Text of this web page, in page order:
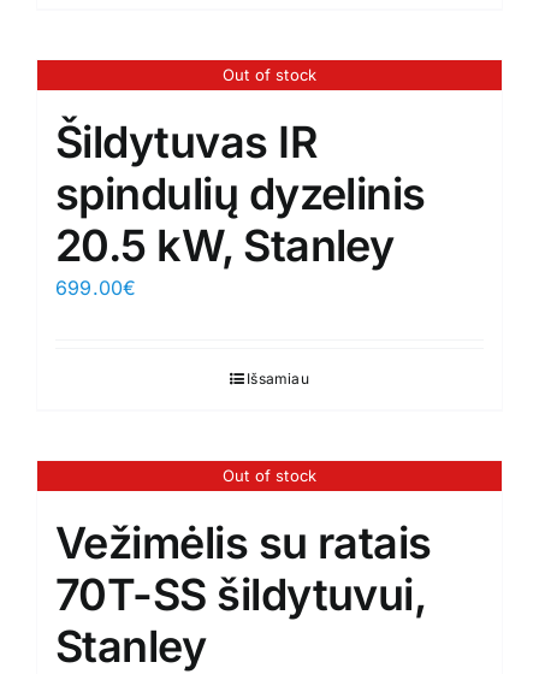
Out of stock
Šildytuvas IR
spindulių dyzelinis
20.5 kW, Stanley
699.00€
Išsamiau
Out of stock
Vežimėlis su ratais
70T-SS šildytuvui,
Stanley